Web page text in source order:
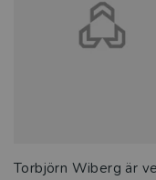
Torbjörn Wiberg är